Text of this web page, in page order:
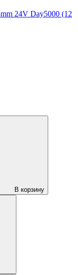
24V Day5000 (12
В корзину